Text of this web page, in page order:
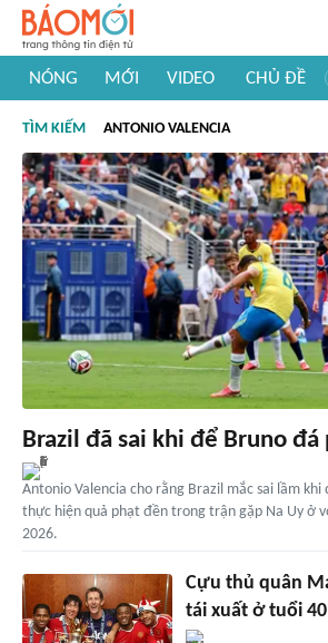
NÓNG MỚI VIDEO CHỦ ĐỀ
#Khám phá thế giới
TÌM KIẾM ANTONIO VALENCIA
Brazil đã sai khi để Bruno
Antonio Valencia cho rằng Brazil mắc sai lầm khi
thực hiện quả phạt đền trong trận gặp Na Uy ở
2026.
Cựu thủ quân
tái xuất ở tuổi 40